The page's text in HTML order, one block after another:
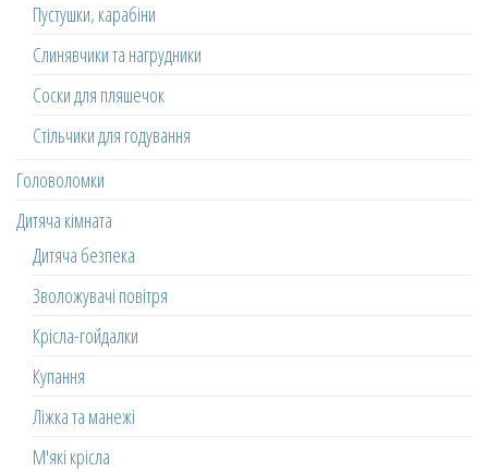
Пустушки, карабіни
Слинявчики та нагрудники
Соски для пляшечок
Стільчики для годування
Головоломки
Дитяча кімната
Дитяча безпека
Зволожувачі повітря
Крісла-гойдалки
Купання
Ліжка та манежі
М'які крісла